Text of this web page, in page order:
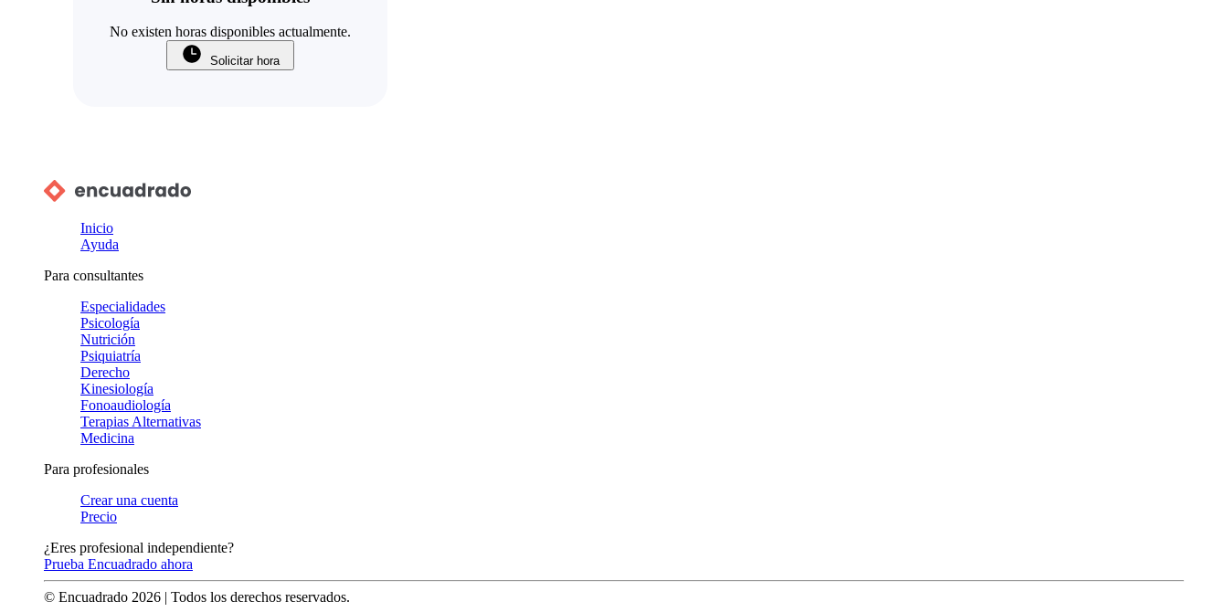
No existen horas disponibles actualmente.
Solicitar hora
Inicio
Ayuda
Para consultantes
Especialidades
Psicología
Nutrición
Psiquiatría
Derecho
Kinesiología
Fonoaudiología
Terapias Alternativas
Medicina
Para profesionales
Crear una cuenta
Precio
¿Eres profesional independiente?
Prueba Encuadrado ahora
© Encuadrado 2026 | Todos los derechos reservados.